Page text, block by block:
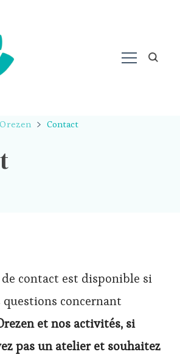
Contact
contact est disponible si
questions concernant
et nos activités, si
pas un atelier et souhaitez